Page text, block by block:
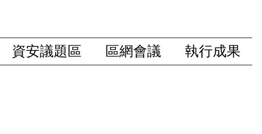
資安議題區 區網會議 執行成果